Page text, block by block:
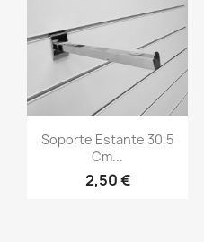
Vista rápida
Soporte Estante 30,5
Cm...
2,50 €